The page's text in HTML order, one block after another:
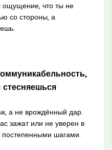
ощущение, что ты не
со стороны, а
а не врождённый дар.
зажат или не уверен в
шагами.